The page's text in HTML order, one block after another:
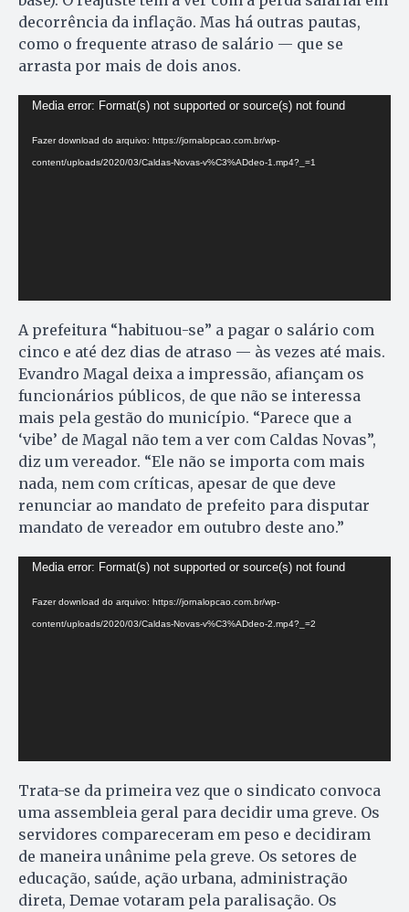
decorrência da inflação. Mas há outras pautas,
como o frequente atraso de salário — que se
arrasta por mais de dois anos.
Tocador
vídeo
Media error: Format(s) not supported or source(s) not found
Fazer download do arquivo: https://jornalopcao.com.br/wp-
content/uploads/2020/03/Caldas-Novas-v%C3%ADdeo-1.mp4?_=1
A prefeitura “habituou-se” a pagar o salário com
cinco e até dez dias de atraso — às vezes até mais.
Evandro Magal deixa a impressão, afiançam os
funcionários públicos, de que não se interessa
mais pela gestão do município. “Parece que a
‘vibe’ de Magal não tem a ver com Caldas Novas”,
diz um vereador. “Ele não se importa com mais
nada, nem com críticas, apesar de que deve
renunciar ao mandato de prefeito para disputar
mandato de vereador em outubro deste ano.”
Tocador
vídeo
Media error: Format(s) not supported or source(s) not found
Fazer download do arquivo: https://jornalopcao.com.br/wp-
content/uploads/2020/03/Caldas-Novas-v%C3%ADdeo-2.mp4?_=2
Trata-se da primeira vez que o sindicato convoca
uma assembleia geral para decidir uma greve. Os
servidores compareceram em peso e decidiram
de maneira unânime pela greve. Os setores de
educação, saúde, ação urbana, administração
direta, Demae votaram pela paralisação. Os